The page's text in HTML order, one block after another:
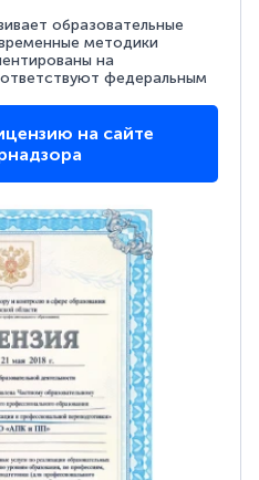
образовательные
методики
на
федеральным
на сайте